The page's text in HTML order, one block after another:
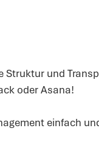
und
oder Asana!
einfach